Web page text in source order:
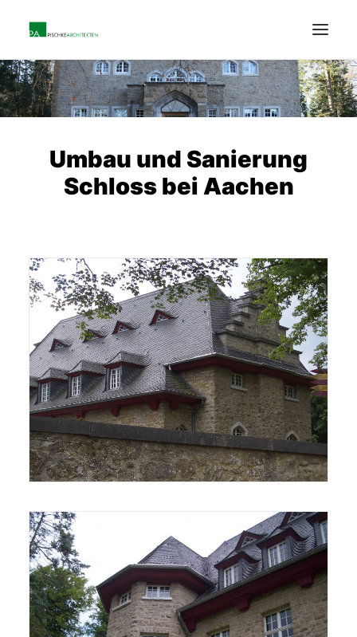
PORTFOLIO
LEISTUNGEN
Umbau und Sanierung
Schloss bei Aachen